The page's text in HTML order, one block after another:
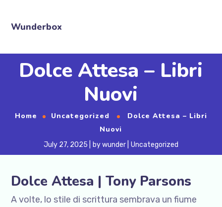
Wunderbox
Dolce Attesa – Libri
Nuovi
Home Uncategorized
Dolce Attesa – Libri
Nuovi
July 27, 2025 bywunder Uncategorized
Dolce Attesa | Tony Parsons
A volte, lo stile di scrittura sembrava un fiume